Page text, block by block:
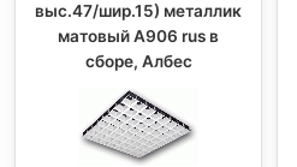
выс.47/шир.15) металлик
матовый А906 rus в
сборе, Албес